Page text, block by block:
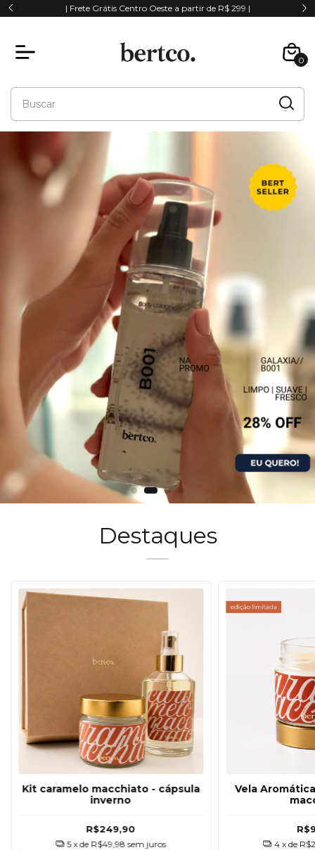
| Frete Grátis Centro Oeste a partir de R$ 299 |
0
Destaques
Kit caramelo macchiato - cápsula
inverno
R$249,90
5 x de R$49,98 sem juros
Vela
4 x de